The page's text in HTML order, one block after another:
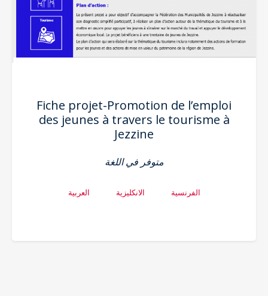
Fiche projet-Promotion de l’emploi
des jeunes à travers le tourisme à